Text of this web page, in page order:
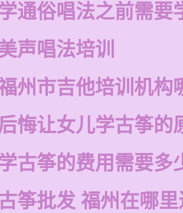
通俗唱法之前需要
声唱法培训
州市吉他培训机构
悔让女儿学古筝的
古筝的费用需要多
筝批发 福州在哪